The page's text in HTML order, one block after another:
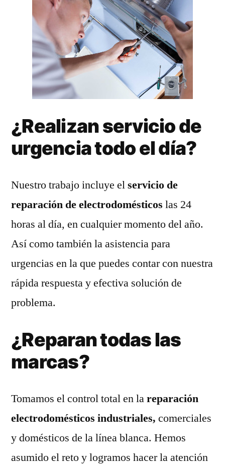
¿Realizan servicio de
urgencia todo el día?
Nuestro trabajo incluye elservicio de
reparación de electrodomésticos las 24
horas al día, en cualquier momento del año.
Así como también la asistencia para
urgencias en la que puedes contar con nuestra
rápida respuesta y efectiva solución de
problema.
¿Reparan todas las
marcas?
Tomamos el control total en lareparación
electrodomésticos industriales, comerciales
y domésticos de la línea blanca. Hemos
asumido el reto y logramos hacer la atención